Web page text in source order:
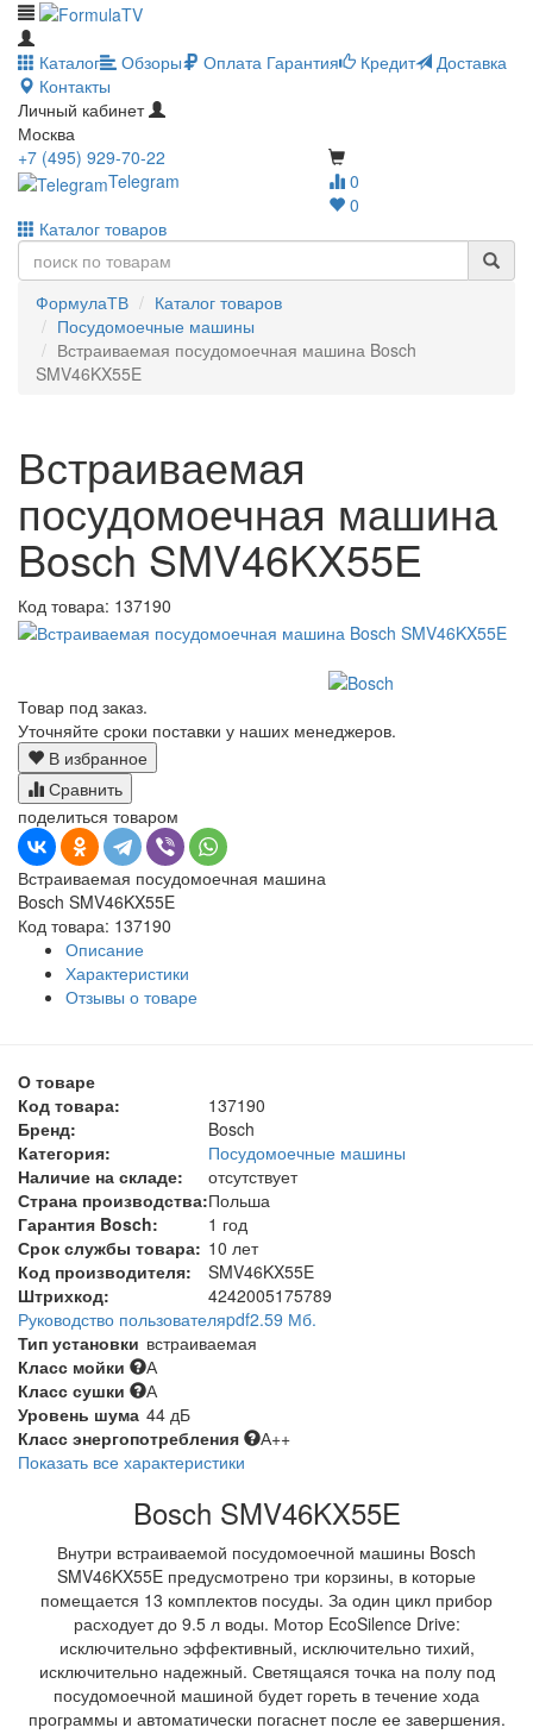
Каталог Обзоры Оплата Гарантия Кредит
Доставка
Контакты
Личный кабинет
Москва
0
0
+7 (495) 929-70-22
Telegram
Каталог товаров
ФормулаТВ
Каталог товаров
Посудомоечные машины
Встраиваемая посудомоечная машина Bosch
SMV46KX55E
Встраиваемая
посудомоечная машина
Bosch SMV46KX55E
Код товара: 137190
Товар под заказ.
Уточняйте сроки поставки у наших менеджеров.
В избранное
Сравнить
поделиться товаром
Встраиваемая посудомоечная машина
Bosch SMV46KX55E
Код товара: 137190
Описание
Характеристики
Отзывы о товаре
О товаре
Код товара:
137190
Бренд:
Bosch
Категория:
Посудомоечные машины
Наличие на складе:
отсутствует
Страна производства:Польша
Гарантия Bosch:
1 год
Срок службы товара: 10 лет
Код производителя:
SMV46KX55E
Штрихкод:
4242005175789
Руководство пользователяpdf2.59 Мб.
Тип установки встраиваемая
Класс мойки
А
Класс сушки
А
Уровень шума 44 дБ
Класс энергопотребления
А++
Показать все характеристики
Bosch SMV46KX55E
Внутри встраиваемой посудомоечной машины Bosch
SMV46KX55E предусмотрено три корзины, в которые
помещается 13 комплектов посуды. За один цикл прибор
расходует до 9.5 л воды. Мотор EcoSilence Drive:
исключительно эффективный, исключительно тихий,
исключительно надежный. Светящаяся точка на полу под
посудомоечной машиной будет гореть в течение хода
программы и автоматически погаснет после ее завершения.